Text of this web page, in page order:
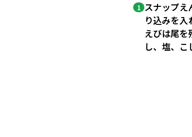
1 スナップえ
り込みを入
えびは尾
し、塩、こ